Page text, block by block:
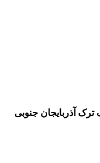
ترک آذربایجان جنوبی